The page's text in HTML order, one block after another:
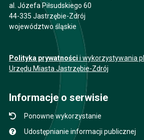
al. Józefa Piłsudskiego 60
44-335 Jastrzębie-Zdrój
województwo śląskie
Polityka prywatności i wykorzystywania
Urzędu Miasta Jastrzębie-Zdrój
Informacje o serwisie
Ponowne wykorzystanie
Udostępnianie informacji publicznej